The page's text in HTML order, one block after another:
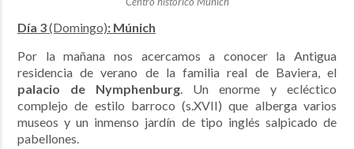
Día 3(Domingo): Múnich
Por la mañana nos acercamos a conocer la Antigua
residencia de verano de la familia real de Baviera, el
palacio de Nymphenburg. Un enorme y ecléctico
complejo de estilo barroco (s.XVII) que alberga varios
museos y un inmenso jardín de tipo inglés salpicado de
pabellones.